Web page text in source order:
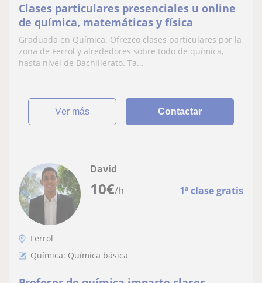
Clases particulares presenciales u online
de química, matemáticas y física
Graduada en Química. Ofrezco clases particulares por la
zona de Ferrol y alrededores sobre todo de química,
hasta nivel de Bachillerato. Ta...
ver más Contactar
10€/h 1ª clase gratis
David
Ferrol
Química: Química básica